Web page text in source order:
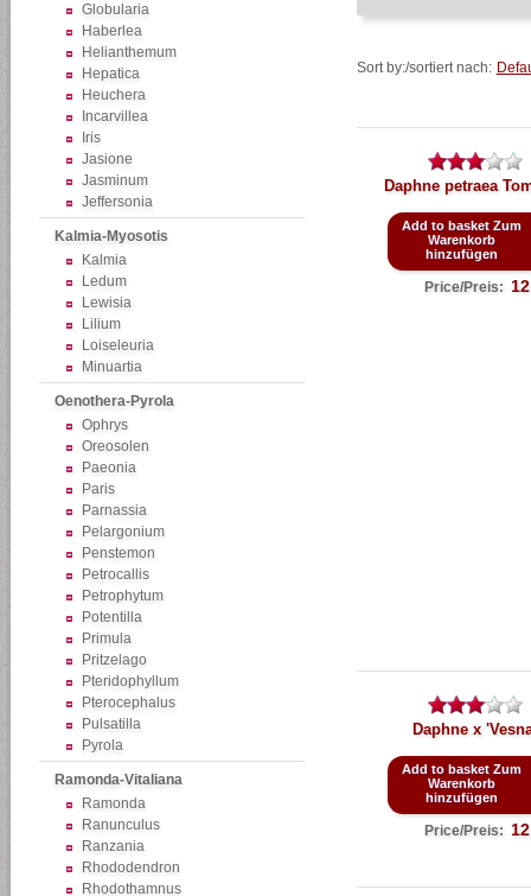
Globularia
Haberlea
Helianthemum
Hepatica
Heuchera
Incarvillea
Iris
Jasione
Jasminum
Jeffersonia
Kalmia-Myosotis
Kalmia
Ledum
Lewisia
Lilium
Loiseleuria
Minuartia
Oenothera-Pyrola
Ophrys
Oreosolen
Paeonia
Paris
Parnassia
Pelargonium
Penstemon
Petrocallis
Petrophytum
Potentilla
Primula
Pritzelago
Pteridophyllum
Pterocephalus
Pulsatilla
Pyrola
Ramonda-Vitaliana
Ramonda
Ranunculus
Ranzania
Rhododendron
Rhodothamnus
Sort by:/sortiert nach:
Daphne petraea
Add to basket Zum
Warenkorb
hinzufügen
Price/Preis:
Daphne x
Add to basket Zum
Warenkorb
hinzufügen
Price/Preis: